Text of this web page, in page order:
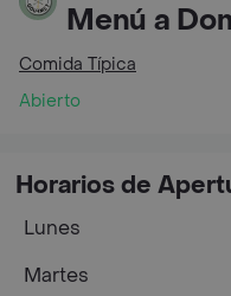
Menú a
Comida Típica
Abierto
Horarios de
Lunes
Martes